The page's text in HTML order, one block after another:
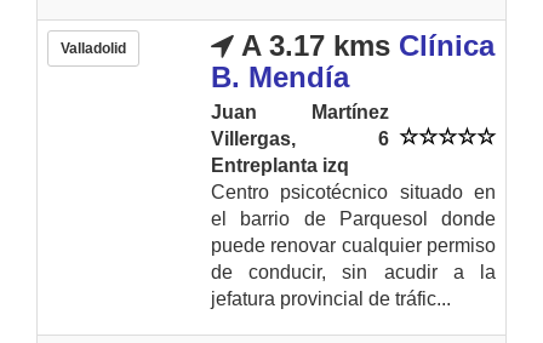
Valladolid A 3.17 kms Clínica
B. Mendía
Juan Martínez
Villergas, 6
Entreplanta izq
Centro psicotécnico situado en
el barrio de Parquesol donde
puede renovar cualquier permiso
de conducir, sin acudir a la
jefatura provincial de tráfic...